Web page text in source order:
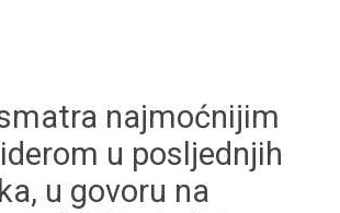
najmoćnijim
u posljednjih
u govoru na